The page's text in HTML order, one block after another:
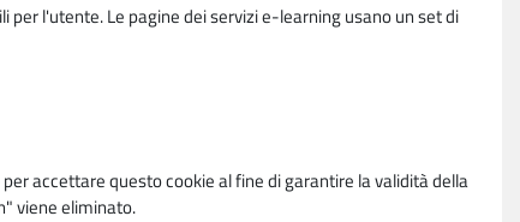
l'utente. Le pagine dei servizi e-learning usano un set di
accettare questo cookie al fine di garantire la validità della
viene eliminato.